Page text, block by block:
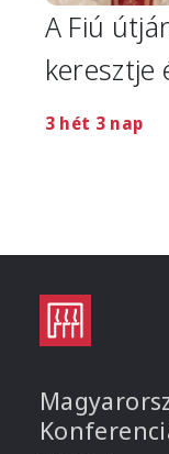
A Fiú
keresztje
3 hét 3 nap